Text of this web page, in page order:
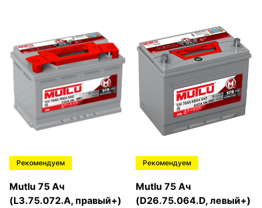
Рекомендуем
Mutlu 75 Ач
(L3.75.072.A, правый+)
Рекомендуем
Mutlu 75 Ач
(D26.75.064.D, левый+)